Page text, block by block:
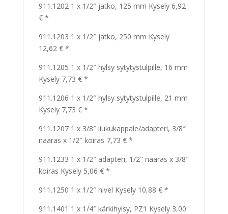
911.1202 1 x 1/2″ jatko, 125 mm Kysely 6,92
€ *
911.1203 1 x 1/2″ jatko, 250 mm Kysely
12,62 € *
911.1205 1 x 1/2″ hylsy sytytystulpille, 16 mm
Kysely 7,73 € *
911.1206 1 x 1/2″ hylsy sytytystulpille, 21 mm
Kysely 7,73 € *
911.1207 1 x 3/8″ liukukappale/adapteri, 3/8″
naaras x 1/2″ koiras 7,73 € *
911.1233 1 x 1/2″ adapteri, 1/2″ naaras x 3/8″
koiras Kysely 5,06 € *
911.1250 1 x 1/2″ nivel Kysely 10,88 € *
911.1401 1 x 1/4″ kärkihylsy, PZ1 Kysely 3,00